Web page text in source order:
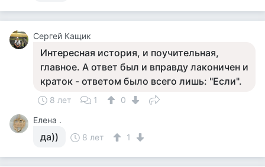
Сергей Кащик
Интересная история, и поучительная,
главное. А ответ был и вправду лаконичен и
краток - ответом было всего лишь: "Если".
8 лет 1
0
Елена .
да)) 8 лет 1